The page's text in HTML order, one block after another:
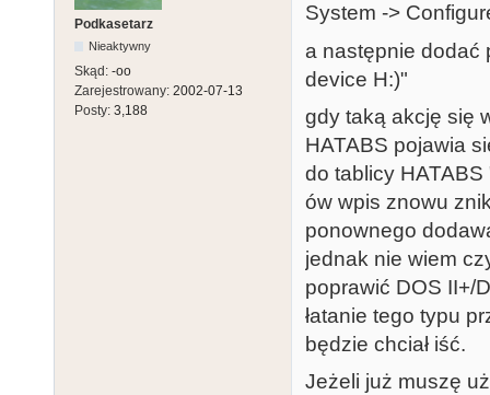
Podkasetarz
Nieaktywny
Skąd: -oo
Zarejestrowany: 2002-07-13
Posty: 3,188
System ->
a następnie dodać
device H:)"
gdy taką akcję się
HATABS pojawia
do tablicy
ów wpis znowu
ponownego
jednak nie wiem
poprawić DOS II+/
łatanie tego typu
będzie chciał iść.
Jeżeli już muszę